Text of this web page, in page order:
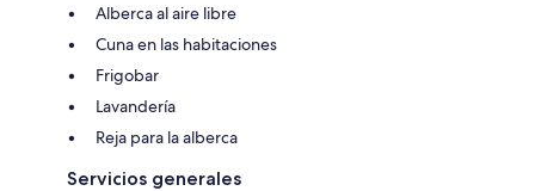
Alberca al aire libre
Cuna en las habitaciones
Frigobar
Lavandería
Reja para la alberca
Servicios generales